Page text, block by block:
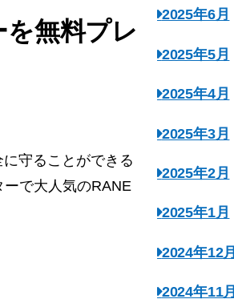
無料プレ
守ることができる
で大人気のRANE
2025年6月
2025年5月
2025年4月
2025年3月
2025年2月
2025年1月
2024年12月
2024年11月